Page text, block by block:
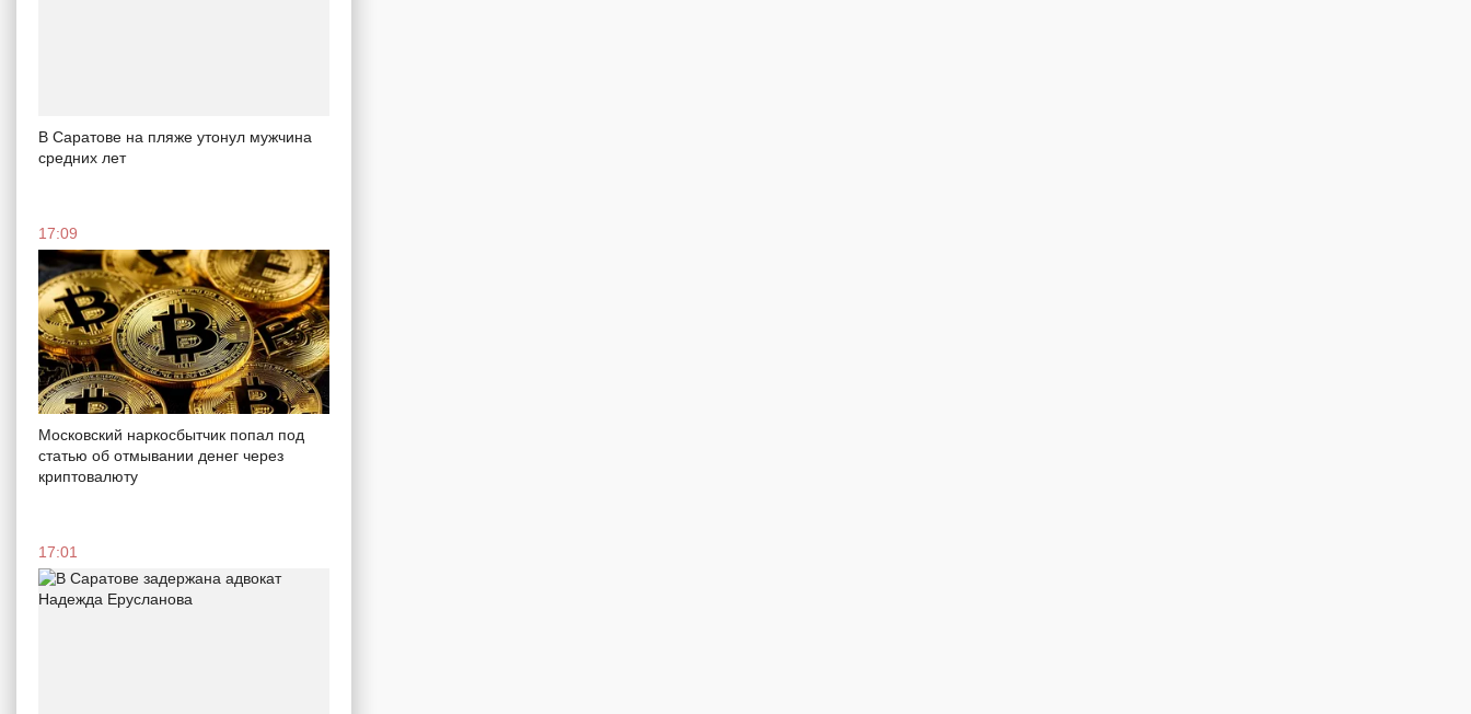
В Саратове на пляже утонул мужчина
средних лет
17:09
Московский наркосбытчик попал под
статью об отмывании денег через
криптовалюту
17:01